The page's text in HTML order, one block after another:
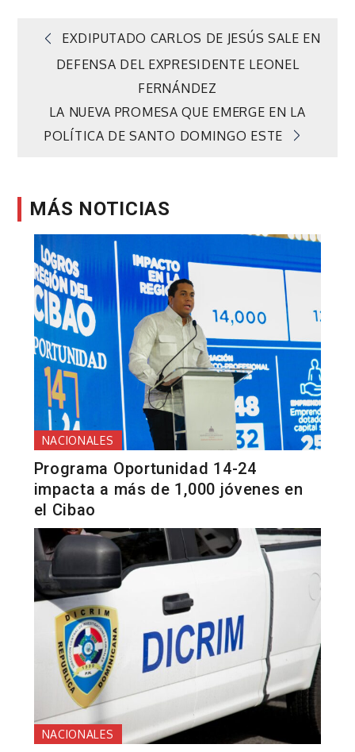
Navegación
entradas
EXDIPUTADO CARLOS DE JESÚS SALE EN
DEFENSA DEL EXPRESIDENTE LEONEL
FERNÁNDEZ
LA NUEVA PROMESA QUE EMERGE EN LA
POLÍTICA DE SANTO DOMINGO ESTE
MÁS NOTICIAS
NACIONALES
Programa Oportunidad 14-24
impacta a más de 1,000 jóvenes en
el Cibao
NACIONALES